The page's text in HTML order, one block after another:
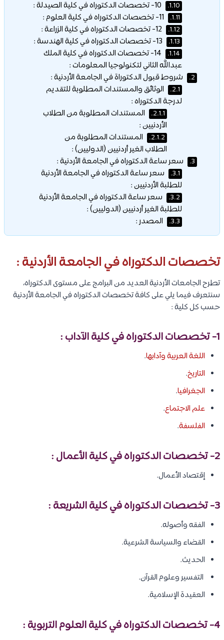
1.10.
1.11.
1.12.
1.13.
1.14.
14- تخصصات الدكتوراه في كلية الملك
عبدالله الثاني لتكنولوجيا المعلومات :
2. شروط قبول الدكتوراة في الجامعة الأردنية :
2.1.
الوثائق والمستندات المطلوبة للتقديم
لدرجة الدكتوراه :
2.1.1.
المستندات المطلوبة من الطلاب
الأردنيين :
2.1.2.
المستندات المطلوبة من
الطلاب الغير أردنيين (الدوليين) :
3. سعر ساعة الدكتوراه في الجامعة الأردنية :
3.1.
سعر ساعة الدكتوراه في الجامعة الأردنية
للطلبة الأردنيين :
3.2.
سعر ساعة الدكتوراه في الجامعة الأردنية
للطلبة الغير أردنيين (الدوليين) :
3.3. المصدر :
تخصصات الدكتوراه في الجامعة الأردنية :
تطرح الجامعات الأردنية العديد من البرامج على مستوى الدكتوراه،
سنتعرف فيما يلي على كافة تخصصات الدكتوراه في الجامعة الأردنية
حسب كل كلية :
1- تخصصات الدكتوراه في كلية الآداب :
اللغة العربية وآدابها.
التاريخ.
الجغرافيا.
علم الاجتماع.
الفلسفة.
2- تخصصات الدكتوراه في كلية الأعمال :
إقتصاد الأعمال.
3- تخصصات الدكتوراه في كلية الشريعة :
الفقه وأصوله.
القضاء والسياسة الشرعية.
الحديث.
التفسير وعلوم القرآن.
العقيدة الإسلامية.
4- تخصصات الدكتوراه في كلية العلوم التربوية :